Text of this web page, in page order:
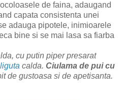
de faina, adaugand
capata consistenta unei
adauga pipotele, inimioarele
bine si se mai lasa sa fiarba
cu putin piper presarat
calda. Ciulama de pui cu
de gustoasa si de apetisanta.